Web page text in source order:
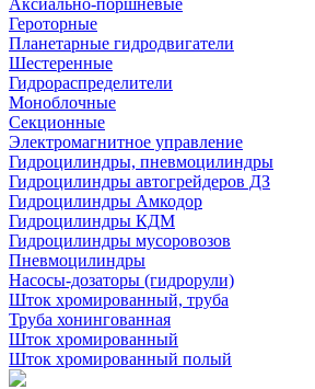
Героторные
Планетарные гидродвигатели
Шестеренные
Гидрораспределители
Моноблочные
Секционные
Электромагнитное управление
Гидроцилиндры, пневмоцилиндры
Гидроцилиндры автогрейдеров ДЗ
Гидроцилиндры Амкодор
Гидроцилиндры КДМ
Гидроцилиндры мусоровозов
Пневмоцилиндры
Насосы-дозаторы (гидрорули)
Шток хромированный, труба
Труба хонингованная
Шток хромированный
Шток хромированный полый